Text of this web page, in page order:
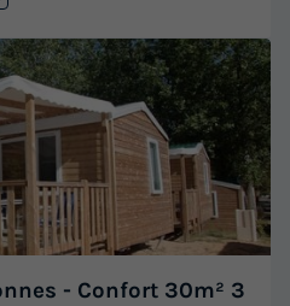
- Confort 30m² 3